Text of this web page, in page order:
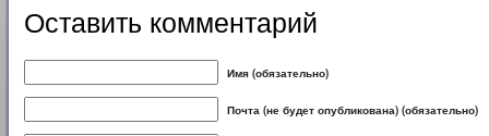
Оставить комментарий
Имя (обязательно)
Почта (не будет опубликована) (обязательно)